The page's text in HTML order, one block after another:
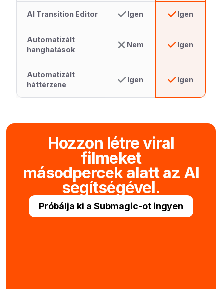
AI Transition Editor Igen Igen
Automatizált
hanghatások
Nem Igen
Automatizált
háttérzene
Igen Igen
Hozzon létre viral
filmeket
másodpercek alatt az AI
segítségével.
Próbálja ki a Submagic-ot ingyen